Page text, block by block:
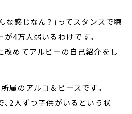
な感じなん？」ってスタンスで聴
4万人弱いるわけです。
改めてアルピーの自己紹介をし
属のアルコ＆ピースです。
、2人ずつ子供がいるという状